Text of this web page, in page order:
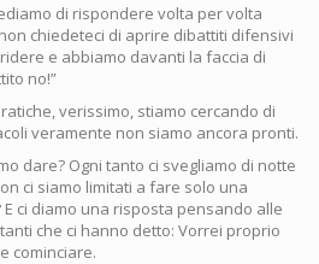
di rispondere volta per volta
chiedeteci di aprire dibattiti difensivi
e abbiamo davanti la faccia di
no!”
verissimo, stiamo cercando di
veramente non siamo ancora pronti.
dare? Ogni tanto ci svegliamo di notte
ci siamo limitati a fare solo una
ci diamo una risposta pensando alle
che ci hanno detto: Vorrei proprio
cominciare.